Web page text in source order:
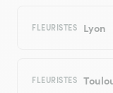
FLEURISTES Lyon
FLEURISTES